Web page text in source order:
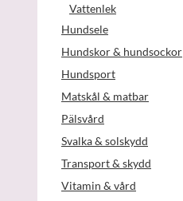
Vattenlek
Hundsele
Hundskor & hundsockor
Hundsport
Matskål & matbar
Pälsvård
Svalka & solskydd
Transport & skydd
Vitamin & vård